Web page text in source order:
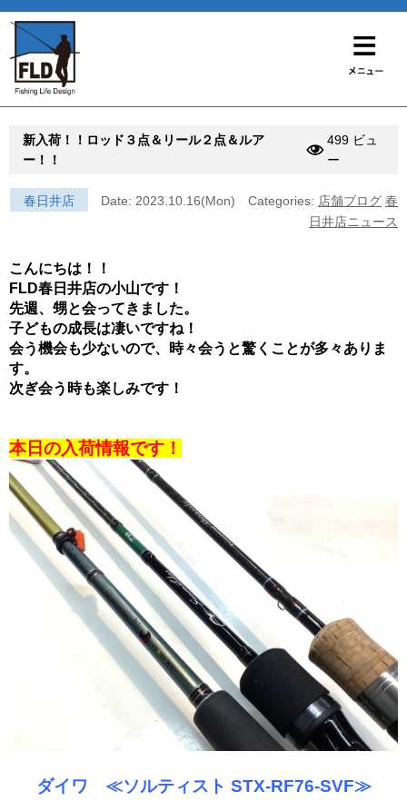
新入荷！！ロッド３点＆リール２点＆ルア
ー！！
499 ビュ
ー
春日井店 Date: 2023.10.16(Mon) Categories: 店舗ブログ 春
日井店ニュース
こんにちは！！
FLD春日井店の小山です！
先週、甥と会ってきました。
子どもの成長は凄いですね！
会う機会も少ないので、
時々会うと驚くことが多々ありま
す。
次ぎ会う時も楽しみです！
本日の入荷情報です！
ダイワ ≪ソルティスト STX-RF76-SVF≫